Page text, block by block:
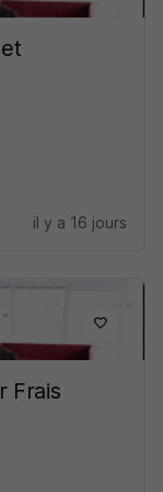
il y a 16 jours
Frais